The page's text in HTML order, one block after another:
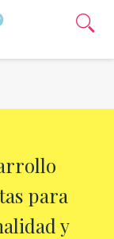
para
y